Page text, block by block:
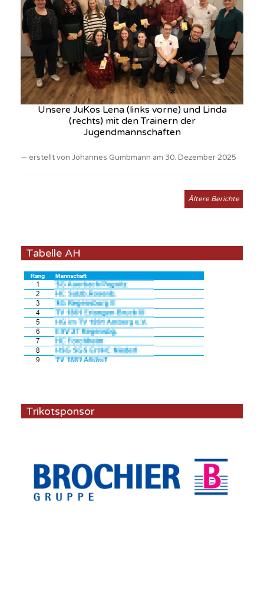
Unsere JuKos Lena (links vorne) und Linda
(rechts) mit den Trainern der
Jugendmannschaften
erstellt von Johannes Gumbmann am 30. Dezember 2025
Ältere Berichte
Tabelle AH
Trikotsponsor